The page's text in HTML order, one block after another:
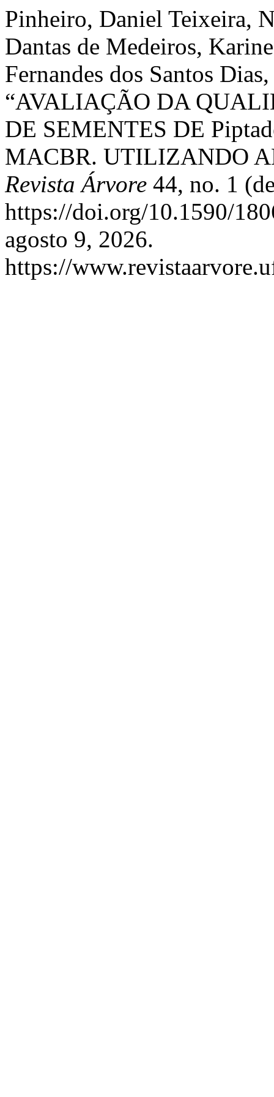
Pinheiro, Daniel Teixeira,
Dantas de Medeiros,
Fernandes dos Santos
“AVALIAÇÃO DA
DE SEMENTES DE
MACBR. UTILIZANDO
Revista Árvore 44, no. 1
https://doi.org/10.1590/
agosto 9, 2026.
https://